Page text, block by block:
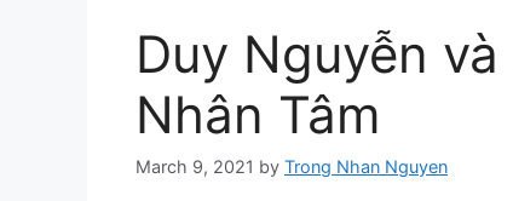
Duy Nguyễn
Nhân Tâm
March 9, 2021 by Trong Nhan Nguyen